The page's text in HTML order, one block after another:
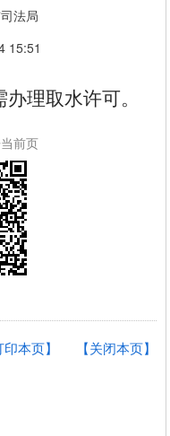
法局
15:51
理取水许可。
前页
【关闭本页】
印本页】